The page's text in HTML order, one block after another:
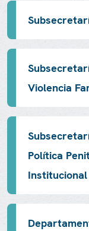
Violencia
Política
Institucional